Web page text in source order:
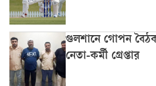
গুলশানে গোপন
নেতা-কর্মী গ্রেপ্তার